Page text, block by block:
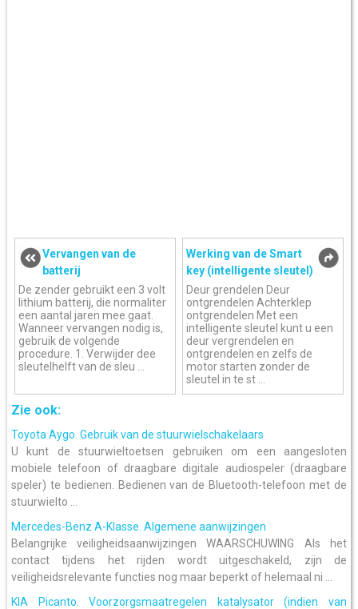
Vervangen van de
batterij
De zender gebruikt een 3 volt
lithium batterij, die normaliter
een aantal jaren mee gaat.
Wanneer vervangen nodig is,
gebruik de volgende
procedure. 1. Verwijder dee
sleutelhelft van de sleu ...
Werking van de Smart
key (intelligente sleutel)
Deur grendelen Deur
ontgrendelen Achterklep
ontgrendelen Met een
intelligente sleutel kunt u een
deur vergrendelen en
ontgrendelen en zelfs de
motor starten zonder de
sleutel in te st ...
Zie ook:
Toyota Aygo. Gebruik van de stuurwielschakelaars
U kunt de stuurwieltoetsen gebruiken om een aangesloten
mobiele telefoon of draagbare digitale audiospeler (draagbare
speler) te bedienen. Bedienen van de Bluetooth-telefoon met de
stuurwielto ...
Mercedes-Benz A-Klasse. Algemene aanwijzingen
Belangrijke veiligheidsaanwijzingen WAARSCHUWING Als het
contact tijdens het rijden wordt uitgeschakeld, zijn de
veiligheidsrelevante functies nog maar beperkt of helemaal ni ...
KIA Picanto. Voorzorgsmaatregelen katalysator (indien van